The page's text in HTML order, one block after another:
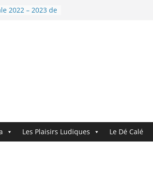
le
logo !
Les Plaisirs Ludiques Le Dé Calé